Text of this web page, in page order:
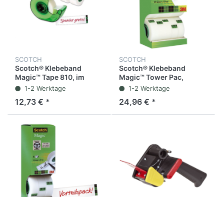
SCOTCH
Scotch® Klebeband
Magic™ Tape 810, im
Handabroller,
selbstklebend,
permanent, 19 mm x 25
m, transparent (3 Rollen)
1-2 Werktage
12,73 € *
SCOTCH
Scotch® Klebeband
Magic™ Tower Pac,
selbstklebend,
permanent, 19 mm x 33
m, transparent (14
Rollen)
1-2 Werktage
24,96 € *